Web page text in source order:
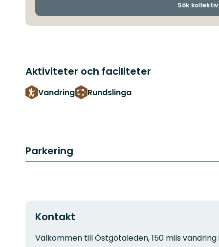
Sök
Aktiviteter och faciliteter
Vandring Rundslinga
Parkering
Kontakt
Adress
Välkommen till Östgötaleden, 150 mils